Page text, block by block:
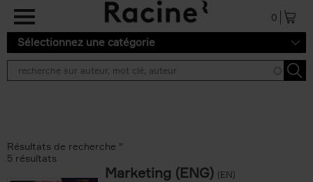
Aller au contenu principal
0
Sélectionnez une catégorie
Résultats de recherche ''
5 résultats
Marketing (ENG) (EN)